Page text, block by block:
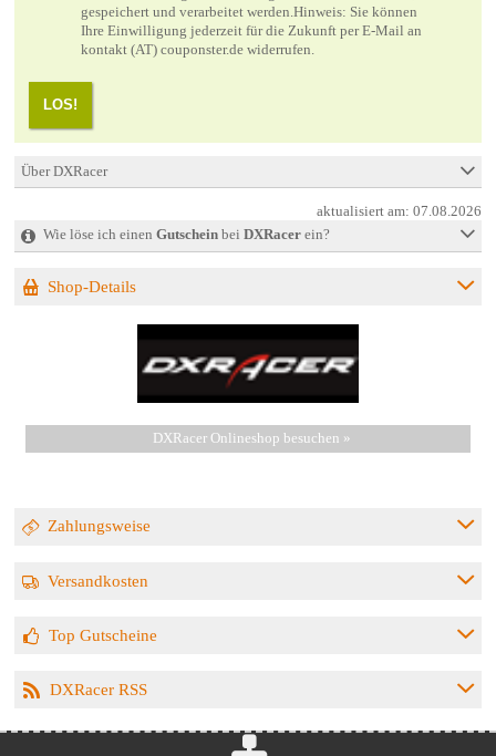
gespeichert und verarbeitet werden.Hinweis: Sie können
Ihre Einwilligung jederzeit für die Zukunft per E-Mail an
kontakt (AT) couponster.de widerrufen.
LOS!
Über DXRacer
aktualisiert am:07.08.2026
Wie löse ich einen Gutscheinbei DXRacerein?
Shop-Details
DXRacer Onlineshop besuchen »
Zahlungsweise
Versandkosten
Top Gutscheine
DXRacer RSS